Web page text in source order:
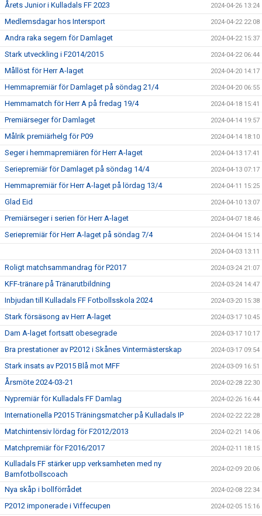
Årets Junior i Kulladals FF 2023 2024-04-26 13:24
Medlemsdagar hos Intersport 2024-04-22 22:08
Andra raka segern för Damlaget 2024-04-22 15:37
Stark utveckling i F2014/2015 2024-04-22 06:44
Mållöst för Herr A-laget 2024-04-20 14:17
Hemmapremiär för Damlaget på söndag 21/4 2024-04-20 06:55
Hemmamatch för Herr A på fredag 19/4 2024-04-18 15:41
Premiärseger för Damlaget 2024-04-14 19:57
Målrik premiärhelg för P09 2024-04-14 18:10
Seger i hemmapremiären för Herr A-laget 2024-04-13 17:41
Seriepremiär för Damlaget på söndag 14/4 2024-04-13 07:17
Hemmapremiär för Herr A-laget på lördag 13/4 2024-04-11 15:25
Glad Eid 2024-04-10 13:07
Premiärseger i serien för Herr A-laget 2024-04-07 18:46
Seriepremiär för Herr A-laget på söndag 7/4 2024-04-04 15:14
2024-04-03 13:11
Roligt matchsammandrag för P2017 2024-03-24 21:07
KFF-tränare på Tränarutbildning 2024-03-24 14:47
Inbjudan till Kulladals FF Fotbollsskola 2024 2024-03-20 15:38
Stark försäsong av Herr A-laget 2024-03-17 10:45
Dam A-laget fortsatt obesegrade 2024-03-17 10:17
Bra prestationer av P2012 i Skånes Vintermästerskap 2024-03-17 09:54
Stark insats av P2015 Blå mot MFF 2024-03-09 16:51
Årsmöte 2024-03-21 2024-02-28 22:30
Nypremiär för Kulladals FF Damlag 2024-02-26 16:44
Internationella P2015 Träningsmatcher på Kulladals IP 2024-02-22 22:28
Matchintensiv lördag för F2012/2013 2024-02-21 14:06
Matchpremiär för F2016/2017 2024-02-11 18:15
Kulladals FF stärker upp verksamheten med ny
Barnfotbollscoach
2024-02-09 20:06
Nya skåp i bollförrådet 2024-02-08 22:34
P2012 imponerade i Viffecupen 2024-02-05 15:16